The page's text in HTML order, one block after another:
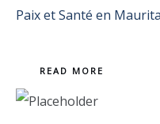
Paix et Santé en
READ MORE